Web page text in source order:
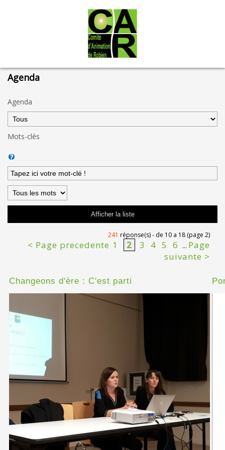
Agenda
Agenda
Mots-clés
241 réponse(s) - de 10 a 18 (page 2)
< Page precedente 1 2 3 4 5 6 ... Page
suivante >
Changeons d'ère : C'est parti